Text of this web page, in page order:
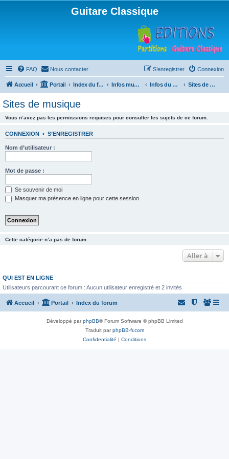
Guitare Classique
FAQ Nous contacter Connexion
S’enregistrer
Accueil Portail Index du forum Infos musicales Infos du Web Sites de musique
Sites de musique
Vous n’avez pas les permissions requises pour consulter les sujets de ce forum.
CONNEXION • S’ENREGISTRER
Nom d’utilisateur :
Mot de passe :
Se souvenir de moi
Masquer ma présence en ligne pour cette session
Cette catégorie n’a pas de forum.
Aller à
QUI EST EN LIGNE
Utilisateurs parcourant ce forum : Aucun utilisateur enregistré et 2 invités
Accueil Portail Index du forum
Développé parphpBB® Forum Software © phpBB Limited
Traduit parphpBB-fr.com
Confidentialité | Conditions